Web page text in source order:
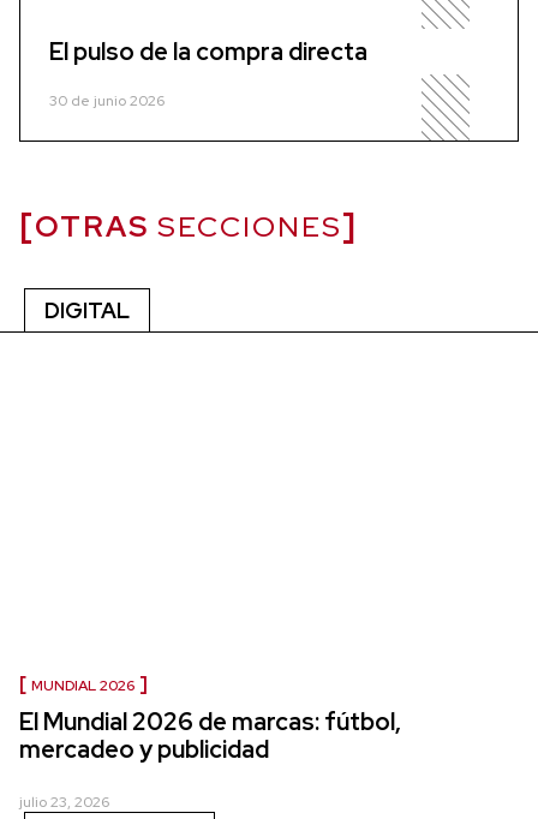
El pulso de la compra directa
30 de junio 2026
OTRAS SECCIONES
DIGITAL
MUNDIAL 2026
El Mundial 2026 de marcas: fútbol,
mercadeo y publicidad
julio 23, 2026